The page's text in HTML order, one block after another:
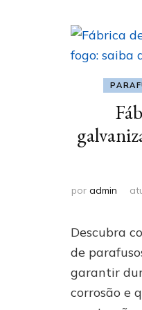
poradmin
Descubra
de
garantir
corrosão e